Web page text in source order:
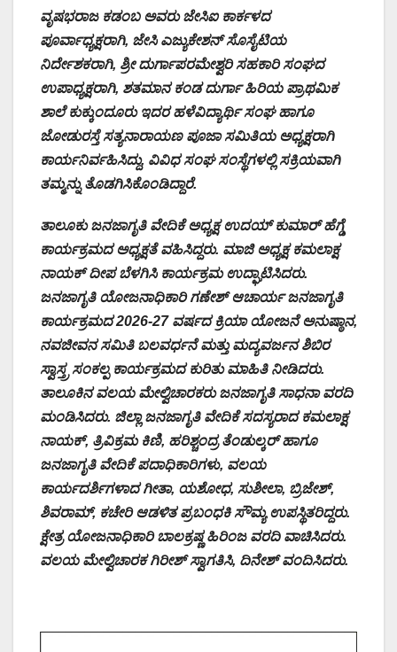
ವೃಷಭರಾಜ ಕಡಂಬ ಅವರು ಜೇಸಿಐ ಕಾರ್ಕಳದ
ಪೂರ್ವಾಧ್ಯಕ್ಷರಾಗಿ, ಜೇಸಿ ಎಜ್ಯುಕೇಶನ್ ಸೊಸೈಟಿಯ
ನಿರ್ದೇಶಕರಾಗಿ, ಶ್ರೀ ದುರ್ಗಾಪರಮೇಶ್ವರಿ ಸಹಕಾರಿ ಸಂಘದ
ಉಪಾಧ್ಯಕ್ಷರಾಗಿ, ಶತಮಾನ ಕಂಡ ದುರ್ಗಾ ಹಿರಿಯ ಪ್ರಾಥಮಿಕ
ಶಾಲೆ ಕುಕ್ಕುಂದೂರು ಇದರ ಹಳೆವಿದ್ಯಾರ್ಥಿ ಸಂಘ ಹಾಗೂ
ಜೋಡುರಸ್ತೆ ಸತ್ಯನಾರಾಯಣ ಪೂಜಾ ಸಮಿತಿಯ ಅಧ್ಯಕ್ಷರಾಗಿ
ಕಾರ್ಯನಿರ್ವಹಿಸಿದ್ದು, ವಿವಿಧ ಸಂಘ ಸಂಸ್ಥೆಗಳಲ್ಲಿ ಸಕ್ರಿಯವಾಗಿ
ತಮ್ಮನ್ನು ತೊಡಗಿಸಿಕೊಂಡಿದ್ದಾರೆ.
ತಾಲೂಕು ಜನಜಾಗೃತಿ ವೇದಿಕೆ ಅಧ್ಯಕ್ಷ ಉದಯ್ ಕುಮಾರ್ ಹೆಗ್ಡೆ
ಕಾರ್ಯಕ್ರಮದ ಅಧ್ಯಕ್ಷತೆ ವಹಿಸಿದ್ದರು. ಮಾಜಿ ಅಧ್ಯಕ್ಷ ಕಮಲಾಕ್ಷ
ನಾಯಕ್ ದೀಪ ಬೆಳಗಿಸಿ ಕಾರ್ಯಕ್ರಮ ಉದ್ಘಾಟಿಸಿದರು.
ಜನಜಾಗೃತಿ ಯೋಜನಾಧಿಕಾರಿ ಗಣೇಶ್ ಆಚಾರ್ಯ ಜನಜಾಗೃತಿ
ಕಾರ್ಯಕ್ರಮದ 2026-27 ವರ್ಷದ ಕ್ರಿಯಾ ಯೋಜನೆ ಅನುಷ್ಠಾನ,
ನವಜೀವನ ಸಮಿತಿ ಬಲವರ್ಧನೆ ಮತ್ತು ಮದ್ಯವರ್ಜನ ಶಿಬಿರ
ಸ್ವಾಸ್ತ್ರ ಸಂಕಲ್ಪ ಕಾರ್ಯಕ್ರಮದ ಕುರಿತು ಮಾಹಿತಿ ನೀಡಿದರು.
ತಾಲೂಕಿನ ವಲಯ ಮೇಲ್ವಿಚಾರಕರು ಜನಜಾಗೃತಿ ಸಾಧನಾ ವರದಿ
ಮಂಡಿಸಿದರು. ಜಿಲ್ಲಾ ಜನಜಾಗೃತಿ ವೇದಿಕೆ ಸದಸ್ಯರಾದ ಕಮಲಾಕ್ಷ
ನಾಯಕ್, ತ್ರಿವಿಕ್ರಮ ಕಿಣಿ, ಹರಿಶ್ಚಂದ್ರ ತೆಂಡುಲ್ಕರ್ ಹಾಗೂ
ಜನಜಾಗೃತಿ ವೇದಿಕೆ ಪದಾಧಿಕಾರಿಗಳು, ವಲಯ
ಕಾರ್ಯದರ್ಶಿಗಳಾದ ಗೀತಾ, ಯಶೋಧ, ಸುಶೀಲಾ, ಬ್ರಿಜೇಶ್,
ಶಿವರಾಮ್, ಕಚೇರಿ ಆಡಳಿತ ಪ್ರಬಂಧಕಿ ಸೌಮ್ಯ ಉಪಸ್ಥಿತರಿದ್ದರು.
ಕ್ಷೇತ್ರ ಯೋಜನಾಧಿಕಾರಿ ಬಾಲಕ್ರಷ್ಣ ಹಿರಿಂಜ ವರದಿ ವಾಚಿಸಿದರು.
ವಲಯ ಮೇಲ್ವಿಚಾರಕ ಗಿರೀಶ್ ಸ್ವಾಗತಿಸಿ, ದಿನೇಶ್ ವಂದಿಸಿದರು.